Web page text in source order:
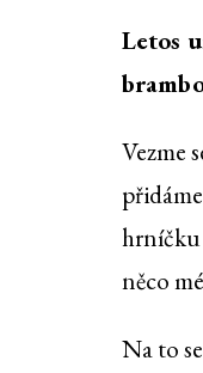
Letos
Vezme
hrníčku
něco
Na to